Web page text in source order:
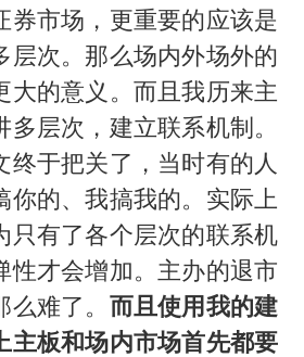
券市场，更重要的应该是
层次。那么场内外场外的
大的意义。而且我历来主
层次，建立联系机制。
终于把关了，当时有的人
你的、我搞我的。实际上
只有了各个层次的联系机
性才会增加。主办的退市
难了。 而且使用我的建
主板和场内市场首先都要